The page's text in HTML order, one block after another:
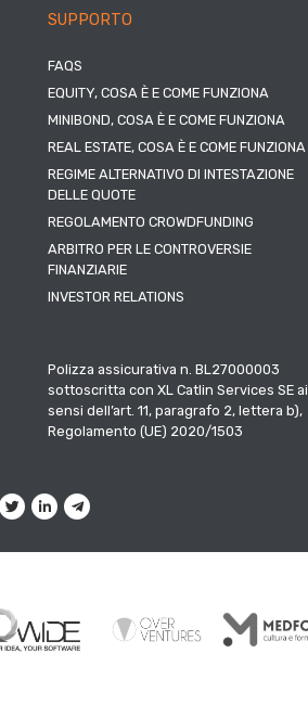
SUPPORTO
FAQS
EQUITY, COSA È E COME FUNZIONA
MINIBOND, COSA È E COME FUNZIONA
REAL ESTATE, COSA È E COME FUNZIONA
REGIME ALTERNATIVO DI INTESTAZIONE
DELLE QUOTE
REGOLAMENTO CROWDFUNDING
ARBITRO PER LE CONTROVERSIE
FINANZIARIE
INVESTOR RELATIONS
Polizza assicurativa n. BL27000003
sottoscritta con XL Catlin Services SE ai
sensi dell’art. 11, paragrafo 2, lettera b),
Regolamento (UE) 2020/1503